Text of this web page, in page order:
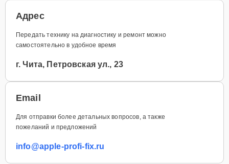
Адрес
Передать технику на диагностику и ремонт можно
самостоятельно в удобное время
г. Чита, Петровская ул., 23
Email
Для отправки более детальных вопросов, а также
пожеланий и предложений
info@apple-profi-fix.ru